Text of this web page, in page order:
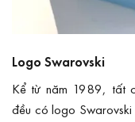
Logo Swarovski
Kể từ năm 1989, tất
đều có logo Swarovski